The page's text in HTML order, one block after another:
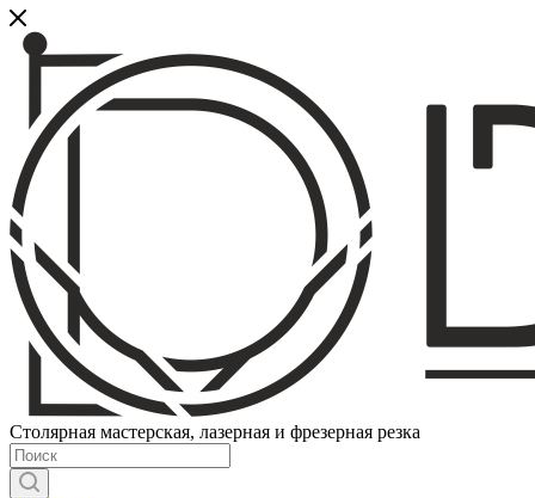
Столярная мастерская, лазерная и фрезерная резка